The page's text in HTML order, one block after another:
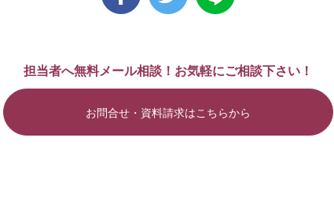
担当者へ無料メール相談！お気軽にご相談下さい！
お問合せ・資料請求はこちらから